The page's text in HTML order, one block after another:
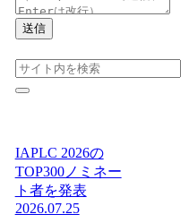
送信
IAPLC 2026の
TOP300ノミネー
ト者を発表
2026.07.25